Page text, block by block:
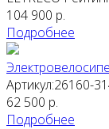
104 900 р.
Подробнее
Артикул:26160-
62 500 р.
Подробнее